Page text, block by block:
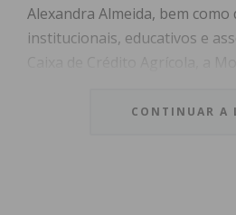
Alexandra Almeida, bem como
institucionais, educativos e
Nacional Republicana, os
CONTINUAR A